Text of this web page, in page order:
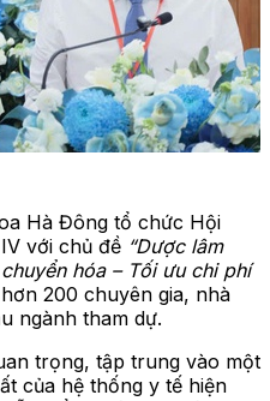
Hà Đông tổ chức Hội
với chủ đề “Dược lâm
hóa – Tối ưu chi phí
200 chuyên gia, nhà
ngành tham dự.
trọng, tập trung vào một
của hệ thống y tế hiện